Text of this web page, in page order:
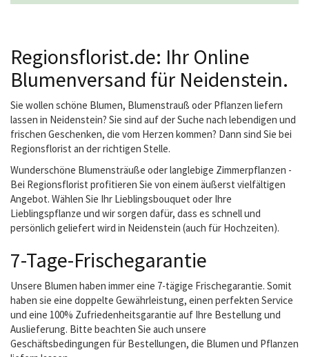
Regionsflorist.de: Ihr Online
Blumenversand für Neidenstein.
Sie wollen schöne Blumen, Blumenstrauß oder Pflanzen liefern
lassen in Neidenstein? Sie sind auf der Suche nach lebendigen und
frischen Geschenken, die vom Herzen kommen? Dann sind Sie bei
Regionsflorist an der richtigen Stelle.
Wunderschöne Blumensträuße oder langlebige Zimmerpflanzen -
Bei Regionsflorist profitieren Sie von einem äußerst vielfältigen
Angebot. Wählen Sie Ihr Lieblingsbouquet oder Ihre
Lieblingspflanze und wir sorgen dafür, dass es schnell und
persönlich geliefert wird in Neidenstein (auch für Hochzeiten).
7-Tage-Frischegarantie
Unsere Blumen haben immer eine 7-tägige Frischegarantie. Somit
haben sie eine doppelte Gewährleistung, einen perfekten Service
und eine 100% Zufriedenheitsgarantie auf Ihre Bestellung und
Auslieferung. Bitte beachten Sie auch unsere
Geschäftsbedingungen für Bestellungen, die Blumen und Pflanzen